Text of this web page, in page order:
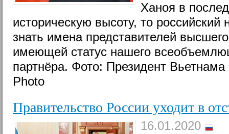
Ханоя в
историческую высоту, то российский
знать имена представителей
имеющей статус нашего
партнёра. Фото: Президент
Photo
Правительство России уходит в
16.01.2020